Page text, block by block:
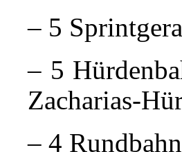
– 5
– 5
Zacharias-
– 4